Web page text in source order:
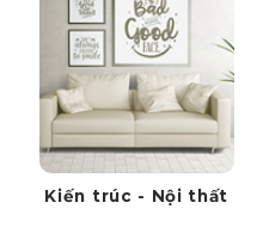
Kiến trúc - Nội thất